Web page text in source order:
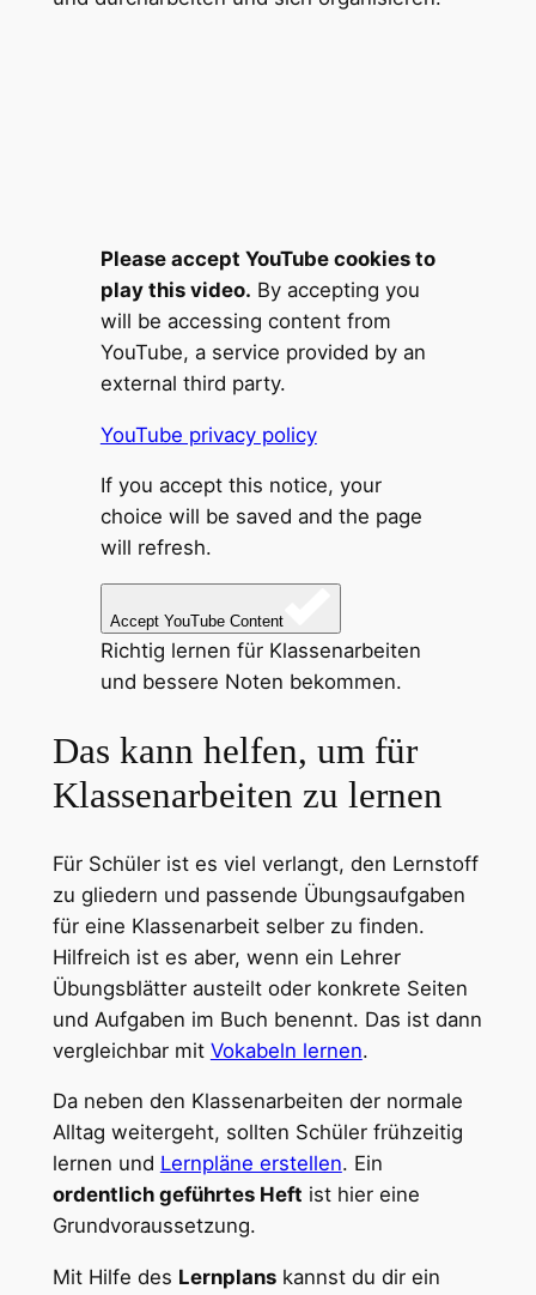
Please accept YouTube cookies to
play this video. By accepting you
will be accessing content from
YouTube, a service provided by an
external third party.
YouTube privacy policy
If you accept this notice, your
choice will be saved and the page
will refresh.
Accept YouTube Content
Richtig lernen für Klassenarbeiten
und bessere Noten bekommen.
Das kann helfen, um für
Klassenarbeiten zu lernen
Für Schüler ist es viel verlangt, den Lernstoff
zu gliedern und passende Übungsaufgaben
für eine Klassenarbeit selber zu finden.
Hilfreich ist es aber, wenn ein Lehrer
Übungsblätter austeilt oder konkrete Seiten
und Aufgaben im Buch benennt. Das ist dann
vergleichbar mit Vokabeln lernen.
Da neben den Klassenarbeiten der normale
Alltag weitergeht, sollten Schüler frühzeitig
lernen und Lernpläne erstellen. Ein
ordentlich geführtes Heft ist hier eine
Grundvoraussetzung.
Mit Hilfe des Lernplanskannst du dir ein